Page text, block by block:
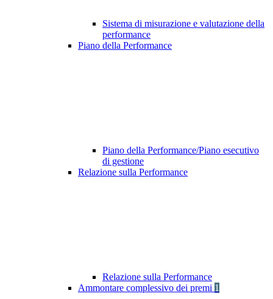
Sistema di misurazione e valutazione della
performance
Piano della Performance
Piano della Performance/Piano esecutivo
di gestione
Relazione sulla Performance
Relazione sulla Performance
Ammontare complessivo dei premi 1